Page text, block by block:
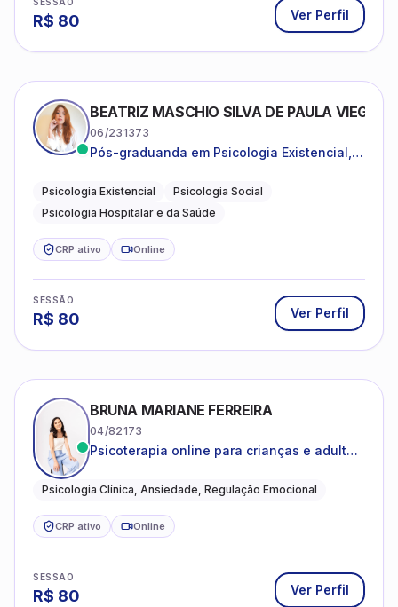
SESSÃO
R$ 80 Ver Perfil
BEATRIZ MASCHIO SILVA DE PAULA VIEGAS
06/231373
Pós-graduanda em Psicologia Existencial,
da Saúde.
Psicologia Existencial
Psicologia Social
Psicologia Hospitalar e da Saúde
CRP ativo Online
SESSÃO
R$ 80 Ver Perfil
BRUNA MARIANE FERREIRA
04/82173
Psicoterapia online para crianças e adultos
reduzir a ansiedade e construir uma vida
Psicologia Clínica, Ansiedade, Regulação Emocional
CRP ativo Online
SESSÃO
R$ 80 Ver Perfil